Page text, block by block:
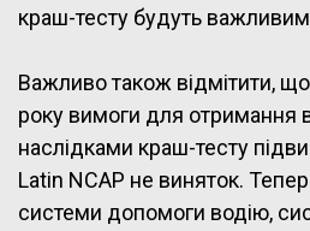
краш-тесту будуть
Важливо також відмітити,
року вимоги для отримання
наслідками краш-тесту
Latin NCAP не виняток.
системи допомоги водію,